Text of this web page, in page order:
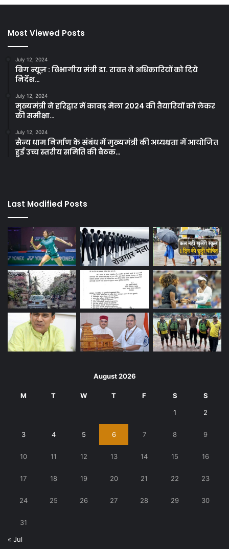
Most Viewed Posts
July 12, 2024
बिग न्यूज़ : विभागीय मंत्री डा. रावत ने अधिकारियों को दिये
निर्देश…
July 12, 2024
मुख्यमंत्री ने हरिद्वार में कावड़ मेला 2024 की तैयारियों को लेकर
की समीक्षा…
July 12, 2024
सैन्य धाम निर्माण के संबंध में मुख्यमंत्री की अध्यक्षता में आयोजित
हुई उच्च स्तरीय समिति की बैठक…
Last Modified Posts
August 2026
M T W T F S S
1 2
3 4 5 6 7 8 9
10 11 12 13 14 15 16
17 18 19 20 21 22 23
24 25 26 27 28 29 30
31
« Jul